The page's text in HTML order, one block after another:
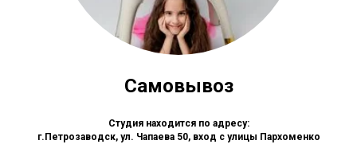
Самовывоз
Студия находится по адресу:
г.Петрозаводск, ул. Чапаева 50, вход с улицы Пархоменко